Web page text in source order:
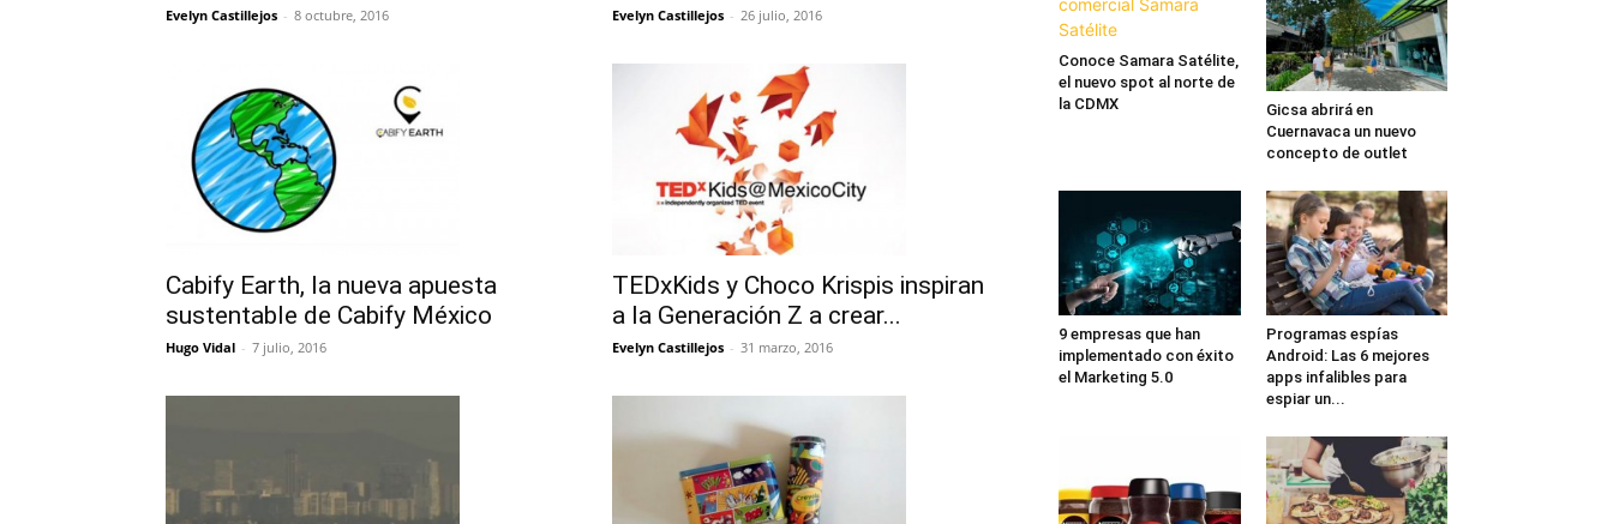
Evelyn Castillejos - 8 octubre, 2016 Evelyn Castillejos - 26 julio, 2016
Cabify Earth, la nueva apuesta
sustentable de Cabify México
Hugo Vidal - 7 julio, 2016
TEDxKids y Choco Krispis inspiran
a la Generación Z a crear...
Evelyn Castillejos - 31 marzo, 2016
Conoce Samara Satélite,
el nuevo spot al norte de
la CDMX
Gicsa abrirá en
Cuernavaca un nuevo
concepto de outlet
9 empresas que han
implementado con éxito
el Marketing 5.0
Programas espías
Android: Las 6 mejores
apps infalibles para
espiar un...